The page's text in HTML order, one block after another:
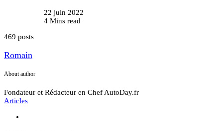
22 juin 2022
4 Mins read
469 posts
Romain
About author
Fondateur et Rédacteur en Chef AutoDay.fr
Articles